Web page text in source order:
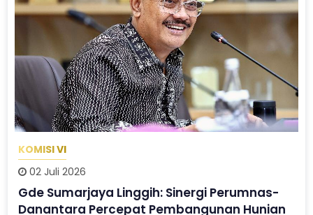
KOMISI VI
02 Juli 2026
Gde Sumarjaya Linggih: Sinergi Perumnas-
Danantara Percepat Pembangunan Hunian